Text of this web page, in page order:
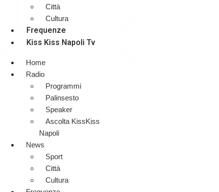
Città
Cultura
Frequenze
Kiss Kiss Napoli Tv
Home
Radio
Programmi
Palinsesto
Speaker
Ascolta KissKiss
Napoli
News
Sport
Città
Cultura